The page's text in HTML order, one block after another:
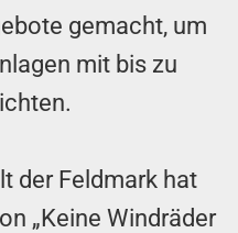
gemacht, um
mit bis zu
der Feldmark hat
„Keine Windräder